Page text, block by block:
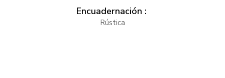
Encuadernación :
Rústica